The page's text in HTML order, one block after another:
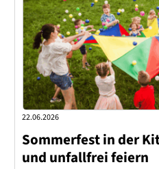
22.06.2026
Sommerfest in der
und unfallfrei feiern